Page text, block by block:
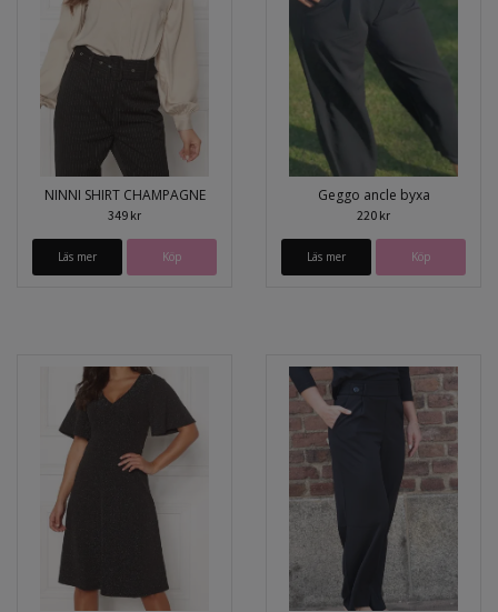
NINNI SHIRT CHAMPAGNE
349 kr
Läs mer Köp
Geggo ancle byxa
220 kr
Läs mer Köp